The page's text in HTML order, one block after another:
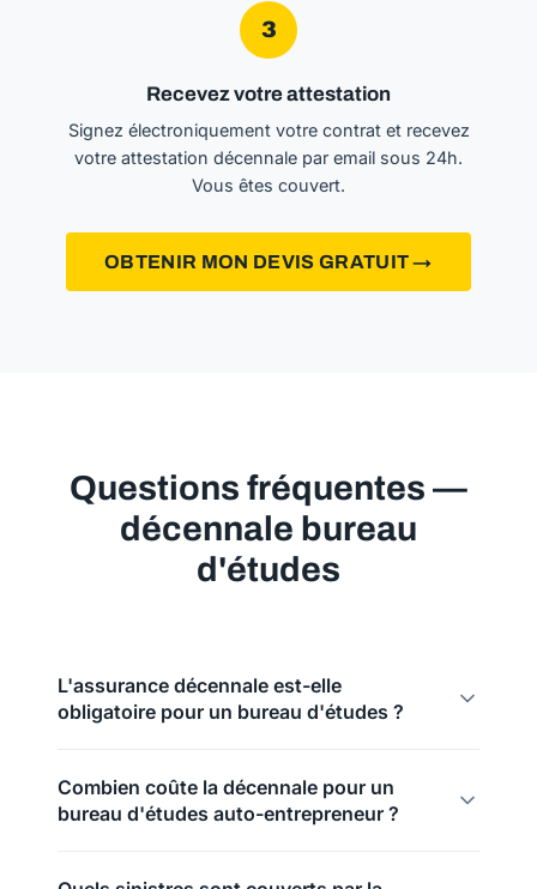
3
Recevez votre attestation
Signez électroniquement votre contrat et recevez
votre attestation décennale par email sous 24h.
Vous êtes couvert.
OBTENIR MON DEVIS GRATUIT →
Questions fréquentes —
décennale bureau
d'études
L'assurance décennale est-elle
obligatoire pour un bureau d'études ?
Combien coûte la décennale pour un
bureau d'études auto-entrepreneur ?